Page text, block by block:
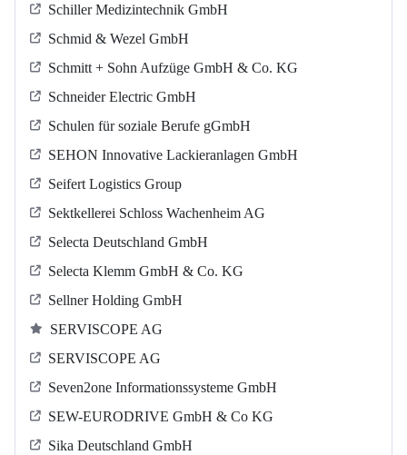
Schiller Medizintechnik GmbH
Schmid & Wezel GmbH
Schmitt + Sohn Aufzüge GmbH & Co. KG
Schneider Electric GmbH
Schulen für soziale Berufe gGmbH
SEHON Innovative Lackieranlagen GmbH
Seifert Logistics Group
Sektkellerei Schloss Wachenheim AG
Selecta Deutschland GmbH
Selecta Klemm GmbH & Co. KG
Sellner Holding GmbH
SERVISCOPE AG
SERVISCOPE AG
Seven2one Informationssysteme GmbH
SEW-EURODRIVE GmbH & Co KG
Sika Deutschland GmbH